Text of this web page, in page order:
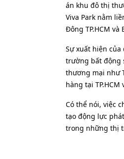
án khu đô thị
Viva Park nằm
Đông TP.HCM và
Sự xuất hiện
trường bất động
thương mại như
hàng tại
Có thể nói, việc
tạo động lực
trong những thị